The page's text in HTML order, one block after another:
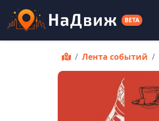
BETA
Лента событий